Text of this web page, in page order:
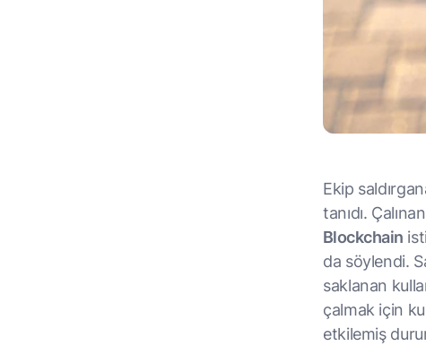
Ekip
tanıdı.
Blockchain
da söylendi.
saklanan
çalmak için
etkilemiş